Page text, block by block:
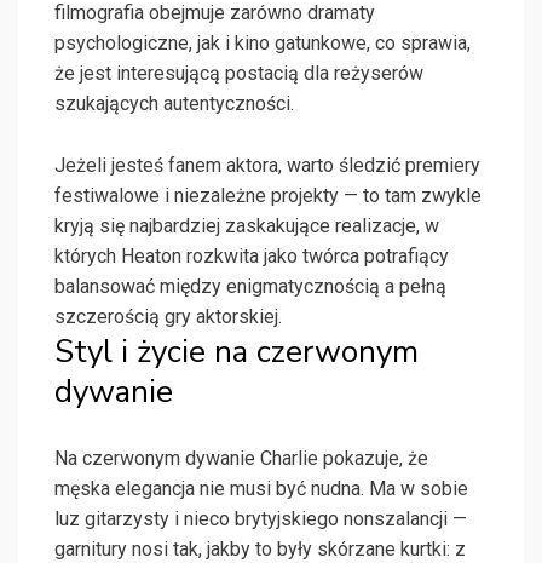
filmografia obejmuje zarówno dramaty
psychologiczne, jak i kino gatunkowe, co sprawia,
że jest interesującą postacią dla reżyserów
szukających autentyczności.
Jeżeli jesteś fanem aktora, warto śledzić premiery
festiwalowe i niezależne projekty — to tam zwykle
kryją się najbardziej zaskakujące realizacje, w
których Heaton rozkwita jako twórca potrafiący
balansować między enigmatycznością a pełną
szczerością gry aktorskiej.
Styl i życie na czerwonym
dywanie
Na czerwonym dywanie Charlie pokazuje, że
męska elegancja nie musi być nudna. Ma w sobie
luz gitarzysty i nieco brytyjskiego nonszalancji —
garnitury nosi tak, jakby to były skórzane kurtki: z